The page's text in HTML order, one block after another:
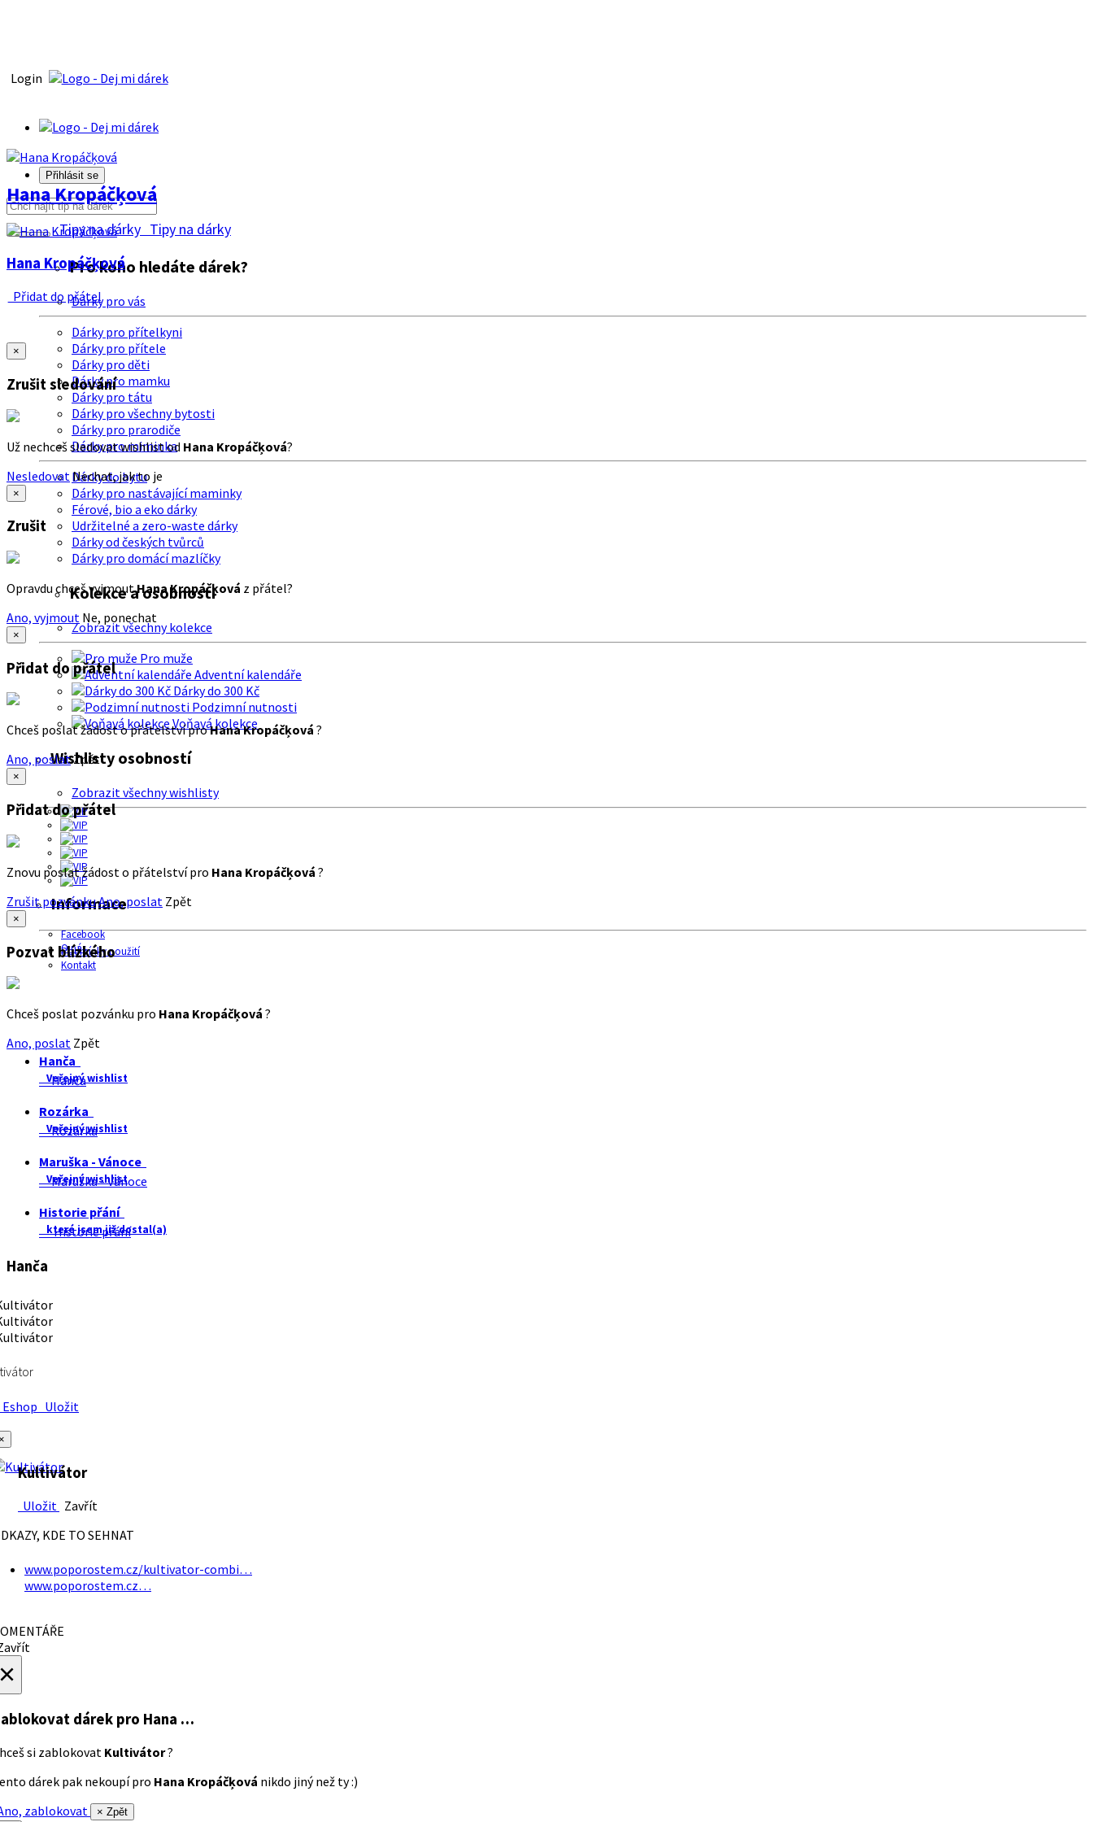
Login
Přihlásit se
Tipy na dárky Tipy na dárky
Pro koho hledáte dárek?
Dárky pro vás
Dárky pro přítelkyni
Dárky pro přítele
Dárky pro děti
Dárky pro mamku
Dárky pro tátu
Dárky pro všechny bytosti
Dárky pro prarodiče
Dárky pro miminka
Dárky do bytu
Dárky pro nastávající maminky
Férové, bio a eko dárky
Udržitelné a zero-waste dárky
Dárky od českých tvůrců
Dárky pro domácí mazlíčky
Kolekce a osobnosti
Zobrazit všechny kolekce
Pro muže
Adventní kalendáře
Dárky do 300 Kč
Podzimní nutnosti
Voňavá kolekce
Wishlisty osobností
Zobrazit všechny wishlisty
Informace
Facebook
O nás
Podmínky použití
Kontakt
Hana Kropáčķová
Hana Kropáčķová
Přidat do přátel
×
Zrušit sledování
Už nechceš sledovat wishlist od Hana Kropáčķová?
Nesledovat Nechat, jak to je
×
Zrušit
Opravdu chceš vyjmoutHana Kropáčķová z přátel?
Ano, vyjmout Ne, ponechat
×
Přidat do přátel
Chceš poslat žádost o přátelství proHana Kropáčķová ?
Ano, poslatZpět
×
Přidat do přátel
Znovu poslat žádost o přátelství pro Hana Kropáčķová ?
Zrušit pozvánkuAno, poslat Zpět
×
Pozvat blízkého
Chceš poslat pozvánku pro Hana Kropáčķová ?
Ano, poslat Zpět
Hanča
Veřejný wishlist
Hanča
Rozárka
Veřejný wishlist
Rozárka
Maruška - Vánoce
Veřejný wishlist
Maruška - Vánoce
Historie přání
které jsem již dostal(a)
Historie přání
Hanča
Uložit
Kultivátor
Uložit Zavřít
KDE TO SEHNAT
www.poporostem.cz/kultivator-combi…
www.poporostem.cz…
dárek pro Hana …
si zablokovat Kultivátor?
dárek pak nekoupí pro Hana Kropáčķová nikdo jiný než ty :)
zablokovat
× Zpět